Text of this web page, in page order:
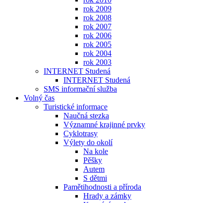
rok 2009
rok 2008
rok 2007
rok 2006
rok 2005
rok 2004
rok 2003
INTERNET Studená
INTERNET Studená
SMS informační služba
Volný čas
Turistické informace
Naučná stezka
Významné krajinné prvky
Cyklotrasy
Výlety do okolí
Na kole
Pěšky
Autem
S dětmi
Pamětihodnosti a příroda
Hrady a zámky